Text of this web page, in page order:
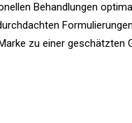
Behandlungen
zu einer geschätzten